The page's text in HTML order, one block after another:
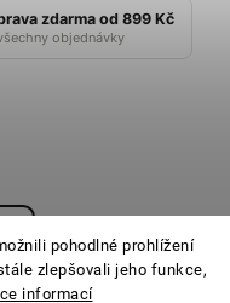
pohodlné prohlížení
zlepšovali jeho funkce,
informací
zdarma od 899 Kč
objednávky